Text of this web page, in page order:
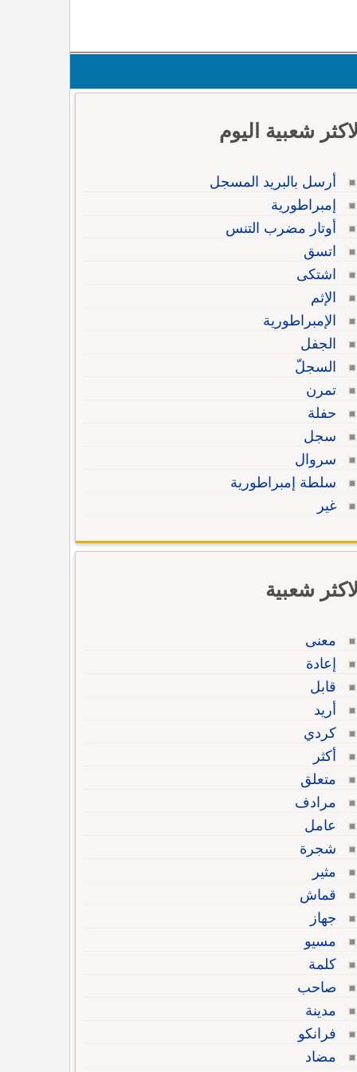
الاكثر شعبية اليوم
أرسل بالبريد المسجل
إمبراطورية
أوتار مضرب التنس
اتسق
اشتكى
الإثم
الإمبراطورية
الجفل
السجلّ
تمرن
حفلة
سجل
سروال
سلطة إمبراطورية
غير
الاكثر شعبية
معنى
إعادة
قابل
أريد
كردي
أكثر
متعلق
مرادف
عامل
شجرة
مثير
قماش
جهاز
مسيو
كلمة
صاحب
مدينة
فرانكو
مضاد